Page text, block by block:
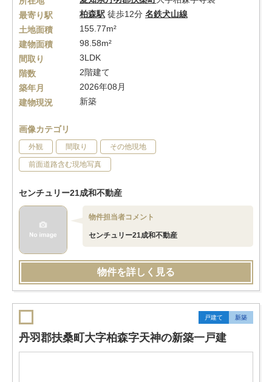
最寄り駅
柏森駅 徒歩12分 名鉄犬山線
土地面積
155.77m²
建物面積
98.58m²
間取り
3LDK
階数
2階建て
築年月
2026年08月
建物現況
新築
画像カテゴリ
外観 間取り その他現地
前面道路含む現地写真
センチュリー21成和不動産
物件担当者コメント
センチュリー21成和不動産
物件を詳しく見る
戸建て 新築
丹羽郡扶桑町大字柏森字天神の新築一戸建